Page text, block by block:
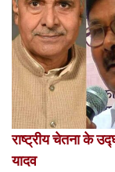
राष्ट्रीय चेतना के
यादव